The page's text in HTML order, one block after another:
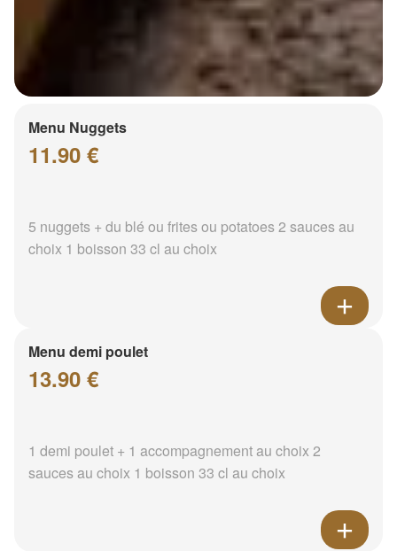
Menu Nuggets
11.90 €
5 nuggets + du blé ou frites ou potatoes 2 sauces au
choix 1 boisson 33 cl au choix
Menu demi poulet
13.90 €
1 demi poulet + 1 accompagnement au choix 2
sauces au choix 1 boisson 33 cl au choix